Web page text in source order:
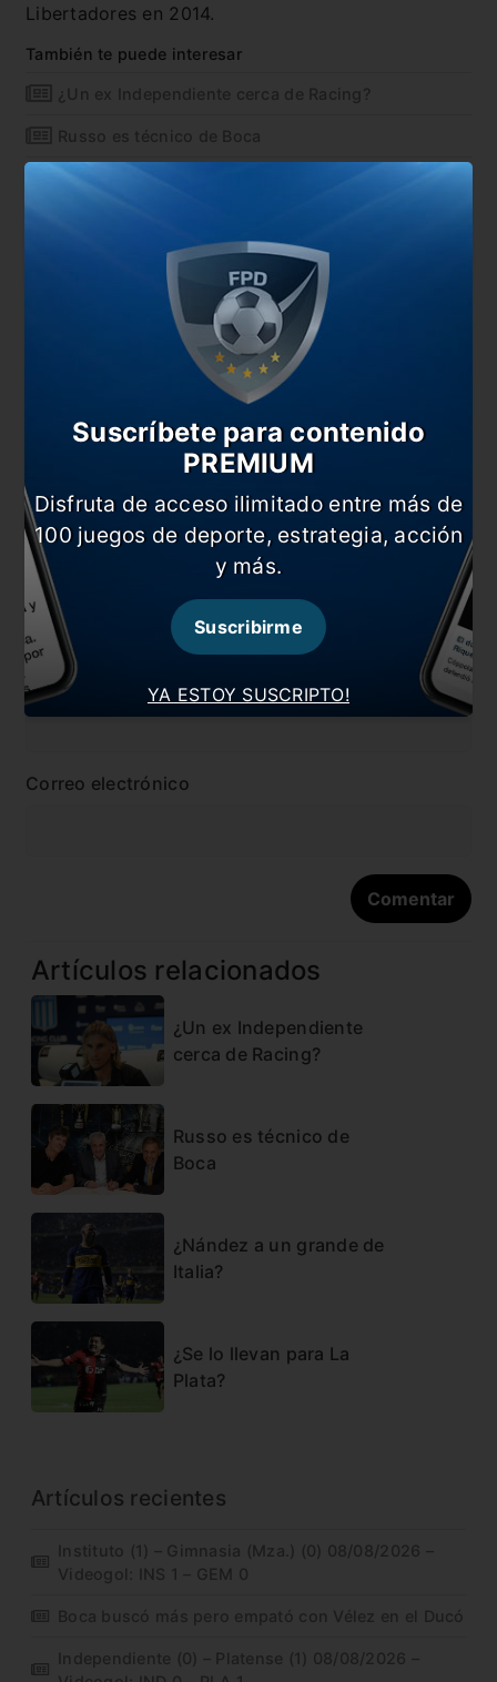
Libertadores en 2014.
También te puede interesar
¿Un ex Independiente cerca de Racing?
Russo es técnico de Boca
¿Nández a un grande de Italia?
#Estudiantes
#Mercado de Pases #Noticia
Comentarios
Dejá tu opinión acá!
Nombre
Correo electrónico
Artículos relacionados
¿Un ex Independiente
cerca de Racing?
Russo es técnico de
Boca
¿Nández a un grande de
Italia?
¿Se lo llevan para La
Plata?
Artículos recientes
Instituto (1) – Gimnasia (Mza.) (0) 08/08/2026 –
Videogol: INS 1 – GEM 0
Boca buscó más pero empató con Vélez en el Ducó
Independiente (0) – Platense (1) 08/08/2026 –
YA ESTOY SUSCRIPTO!
Suscríbete para contenido
PREMIUM
Disfruta de acceso ilimitado entre más de
100 juegos de deporte, estrategia, acción
y más.
Suscribirme